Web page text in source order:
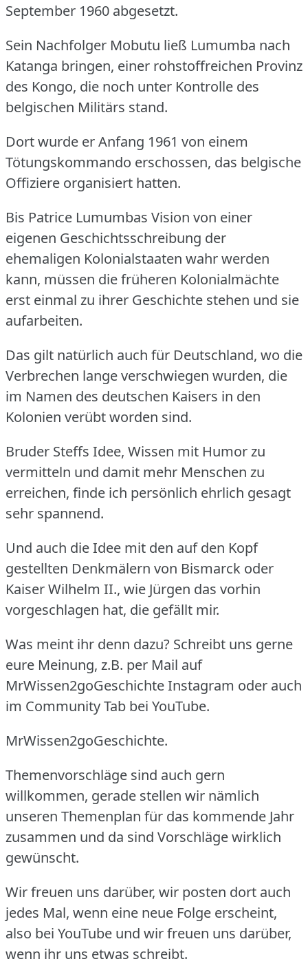
September 1960 abgesetzt.
Sein Nachfolger Mobutu ließ Lumumba nach
Katanga bringen, einer rohstoffreichen Provinz
des Kongo, die noch unter Kontrolle des
belgischen Militärs stand.
Dort wurde er Anfang 1961 von einem
Tötungskommando erschossen, das belgische
Offiziere organisiert hatten.
Bis Patrice Lumumbas Vision von einer
eigenen Geschichtsschreibung der
ehemaligen Kolonialstaaten wahr werden
kann, müssen die früheren Kolonialmächte
erst einmal zu ihrer Geschichte stehen und sie
aufarbeiten.
Das gilt natürlich auch für Deutschland, wo die
Verbrechen lange verschwiegen wurden, die
im Namen des deutschen Kaisers in den
Kolonien verübt worden sind.
Bruder Steffs Idee, Wissen mit Humor zu
vermitteln und damit mehr Menschen zu
erreichen, finde ich persönlich ehrlich gesagt
sehr spannend.
Und auch die Idee mit den auf den Kopf
gestellten Denkmälern von Bismarck oder
Kaiser Wilhelm II., wie Jürgen das vorhin
vorgeschlagen hat, die gefällt mir.
Was meint ihr denn dazu? Schreibt uns gerne
eure Meinung, z.B. per Mail auf
MrWissen2goGeschichte Instagram oder auch
im Community Tab bei YouTube.
MrWissen2goGeschichte.
Themenvorschläge sind auch gern
willkommen, gerade stellen wir nämlich
unseren Themenplan für das kommende Jahr
zusammen und da sind Vorschläge wirklich
gewünscht.
Wir freuen uns darüber, wir posten dort auch
jedes Mal, wenn eine neue Folge erscheint,
also bei YouTube und wir freuen uns darüber,
wenn ihr uns etwas schreibt.